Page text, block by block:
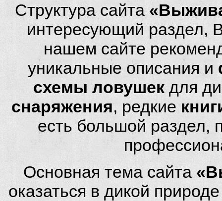
Структура сайта
интересующий раздел,
нашем сайте
уникальные описания и
схемы ловушек для
снаряжения, редкие
есть большой
Основная тема сайта
оказаться в дикой